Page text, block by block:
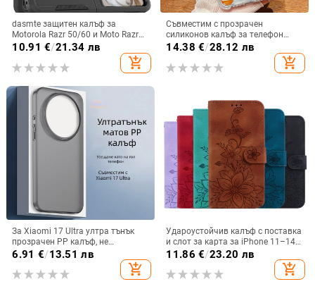
dasmte защитен калъф за
Motorola Razr 50/60 и Moto Razr
2024 с сгъваем дисплей
10.91 €/21.34 лв
add_shopping_cart
Съвместим с прозрачен
силиконов калъф за телефон
Samsung S25 Ultra,
персонализиран рисуван дизайн
за S24 FE и защитен калъф A55
14.38 €/28.12 лв
add_shopping_cart
За Xiaomi 17 Ultra ултра тънък
прозрачен PP калъф, не
пожълтява, матиран финиш и
6.91 €/13.51 лв
add_shopping_cart
Удароустойчив калъф с поставка
и слот за карта за iPhone 11–14
Pro Max, изкуствена кожа,
11.86 €/23.20 лв
add_shopping_cart